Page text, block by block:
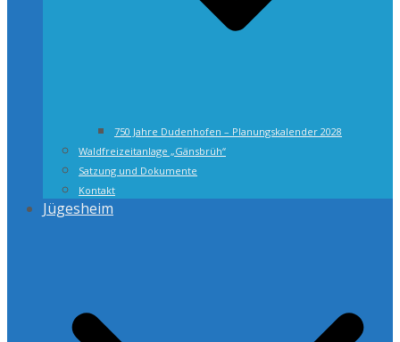
750 Jahre Dudenhofen – Planungskalender 2028
Waldfreizeitanlage „Gänsbrüh“
Satzung und Dokumente
Kontakt
Jügesheim